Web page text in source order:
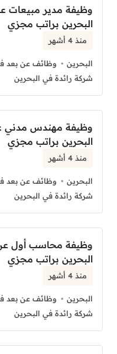
وظيفة مدير مبيعات
البحرين براتب مجزي
منذ 4 أشهر
البحرين
وظائف عن بعد
شركة رائدة في البحرين
وظيفة مهندس مدني
البحرين براتب مجزي
منذ 4 أشهر
البحرين
وظائف عن بعد
شركة رائدة في البحرين
وظيفة محاسب أول
البحرين براتب مجزي
منذ 4 أشهر
البحرين
وظائف عن بعد
شركة رائدة في البحرين